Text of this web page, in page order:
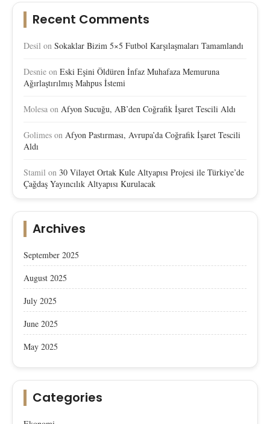
Recent Comments
Desil on Sokaklar Bizim 5×5 Futbol Karşılaşmaları Tamamlandı
Desnie on Eski Eşini Öldüren İnfaz Muhafaza Memuruna
Ağırlaştırılmış Mahpus İstemi
Molesa on Afyon Sucuğu, AB’den Coğrafik İşaret Tescili Aldı
Golimes on Afyon Pastırması, Avrupa’da Coğrafik İşaret Tescili
Aldı
Stamil on 30 Vilayet Ortak Kule Altyapısı Projesi ile Türkiye’de
Çağdaş Yayıncılık Altyapısı Kurulacak
Archives
September 2025
August 2025
July 2025
June 2025
May 2025
Categories